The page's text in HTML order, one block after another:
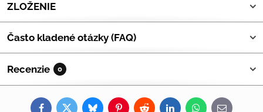
ZLOŽENIE
Často kladené otázky (FAQ)
Recenzie 0